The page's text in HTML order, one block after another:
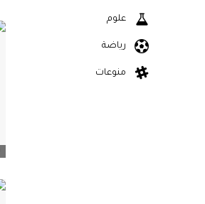
علوم
رياضة
منوعات